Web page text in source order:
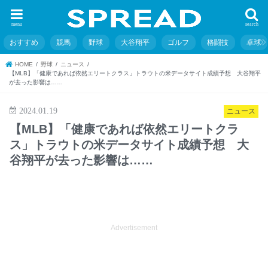
search
menu
おすすめ 競馬 野球 大谷翔平 ゴルフ 格闘技 卓球
HOME 野球
ニュース
【MLB】「健康であれば依然エリートクラス」トラウトの米データサイト成績予想 大谷翔平
が去った影響は……
ニュース
2024.01.19
【MLB】「健康であれば依然エリートクラ
ス」トラウトの米データサイト成績予想 大
谷翔平が去った影響は……
Advertisement